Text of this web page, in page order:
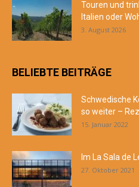
Touren und
Italien oder
3. August 2026
BELIEBTE BEITRÄGE
Schwedische
so weiter –
15. Januar 2022
Im La Sala de
27. Oktober 2021